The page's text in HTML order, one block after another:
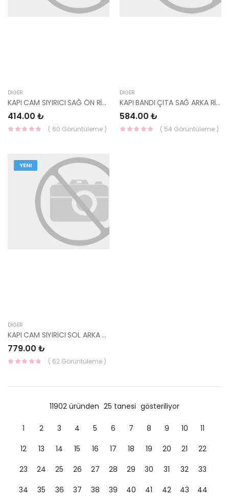
DIĞER
KAPI CAM SIYIRICI SAĞ ÖN RİO 06-11 82220-1G001-HMC
414.00 ₺
( 60 Görüntüleme )
DIĞER
KAPI BANDI ÇITA SAĞ ARKA RİO 05-11 87732-1G010-HMC
584.00 ₺
( 54 Görüntüleme )
YENI
DIĞER
KAPI CAM SIYIRICI SOL ARKA RİO 06-1183220-1G000-HMC
779.00 ₺
( 62 Görüntüleme )
11902 üründen 25 tanesi gösteriliyor
1 2 3 4 5 6 7 8 9 10
11
12
13 14 15 16 17 18 19 20 21
22
23
24 25 26 27 28 29 30 31 32
33
34
35 36 37 38 39 40 41 42 43
44